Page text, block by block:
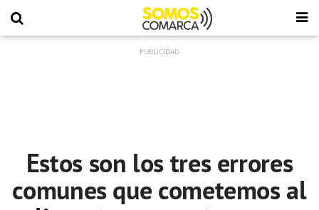
Estos son los tres errores
comunes que cometemos al